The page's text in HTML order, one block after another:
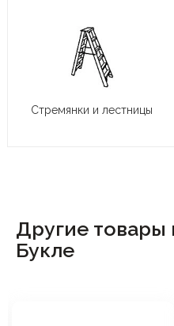
Стремянки и лестницы
Другие товары
Букле